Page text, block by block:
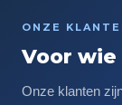
ONZE
Voor
Onze klanten